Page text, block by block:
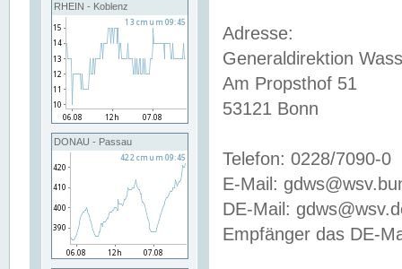
RHEIN - Koblenz
DONAU - Passau
Adresse:
Generaldirektion
Am Propsthof 51
53121 Bonn
Telefon: 0228/7090-0
E-Mail:
DE-Mail:
Empfänger das DE-